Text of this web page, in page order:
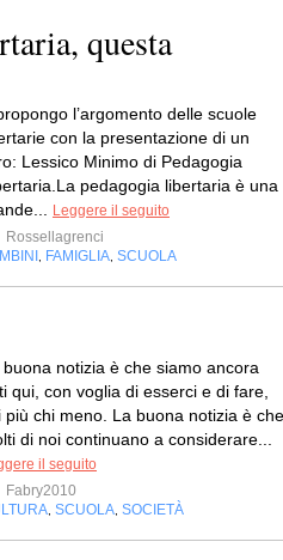
questa
l’argomento delle scuole
con la presentazione di un
Lessico Minimo di Pedagogia
pedagogia libertaria è una
Leggere il seguito
Rossellagrenci
FAMIGLIA SCUOLA
buona notizia è che siamo ancora
qui, con voglia di esserci e di fare,
più chi meno. La buona notizia è che
di noi continuano a considerare...
il seguito
Fabry2010
SCUOLA SOCIETÀ